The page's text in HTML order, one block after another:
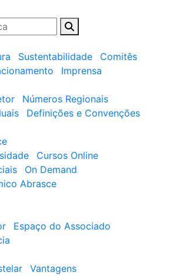
Sustentabilidade
Comitês
Imprensa
Números Regionais
Definições e Convenções
Cursos Online
On Demand
Abrasce
Espaço do Associado
Vantagens